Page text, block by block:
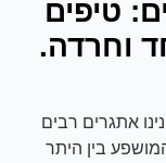
טיפים
וחרדה.
אתגרים רבים
בין היתר